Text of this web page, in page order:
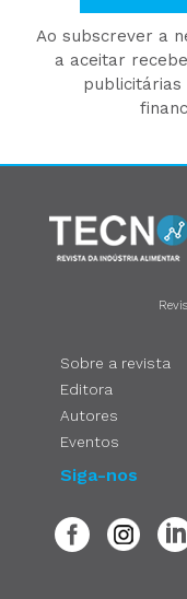
Ao subscrever a
a aceitar
Sobre a revista
Editora
Autores
Eventos
Siga-nos